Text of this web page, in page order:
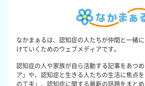
なかまぁるは、認知症の人たちが仲間と一緒
けていくためのウェブメディアです。
認知症の人や家族が自ら活動する記事をあつ
ア」や、認知症と生きる人たちの生活に焦点
の工夫」、認知症に関する最新の話題をまと